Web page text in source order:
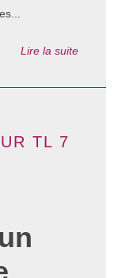
Lire la suite
TL 7